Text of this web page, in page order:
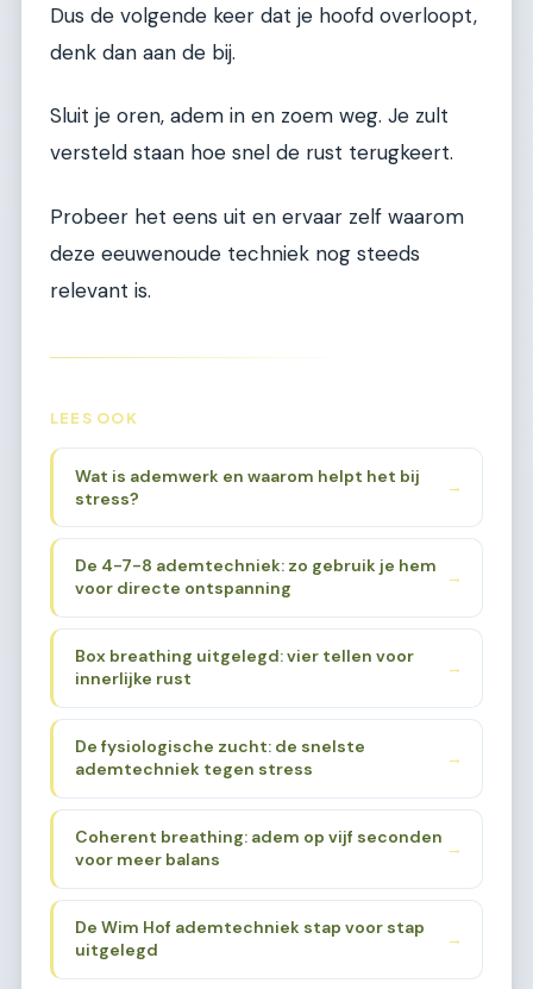
Dus de volgende keer dat je hoofd overloopt,
denk dan aan de bij.
Sluit je oren, adem in en zoem weg. Je zult
versteld staan hoe snel de rust terugkeert.
Probeer het eens uit en ervaar zelf waarom
deze eeuwenoude techniek nog steeds
relevant is.
LEES OOK
Wat is ademwerk en waarom helpt het bij
stress?
→
De 4-7-8 ademtechniek: zo gebruik je hem
voor directe ontspanning
→
Box breathing uitgelegd: vier tellen voor
innerlijke rust
→
De fysiologische zucht: de snelste
ademtechniek tegen stress
→
Coherent breathing: adem op vijf seconden
voor meer balans
→
De Wim Hof ademtechniek stap voor stap
uitgelegd
→